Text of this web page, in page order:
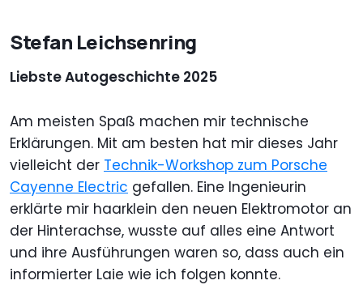
Stefan Leichsenring
Liebste Autogeschichte 2025
Am meisten Spaß machen mir technische
Erklärungen. Mit am besten hat mir dieses Jahr
vielleicht der Technik-Workshop zum Porsche
Cayenne Electric gefallen. Eine Ingenieurin
erklärte mir haarklein den neuen Elektromotor an
der Hinterachse, wusste auf alles eine Antwort
und ihre Ausführungen waren so, dass auch ein
informierter Laie wie ich folgen konnte.